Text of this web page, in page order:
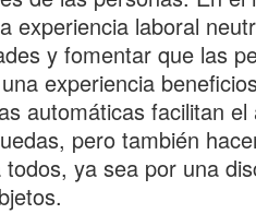
experiencia laboral
y fomentar que las
experiencia
automáticas facilitan el
pero también
ya sea por una